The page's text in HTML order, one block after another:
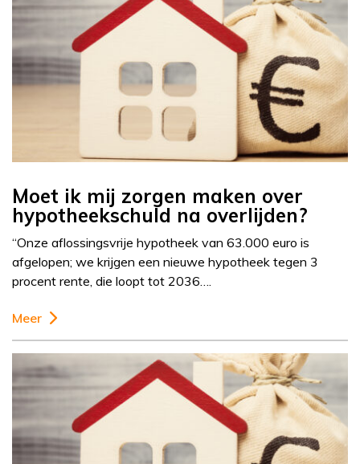
Moet ik mij zorgen maken over
hypotheekschuld na overlijden?
“Onze aflossingsvrije hypotheek van 63.000 euro is
afgelopen; we krijgen een nieuwe hypotheek tegen 3
procent rente, die loopt tot 2036….
Meer